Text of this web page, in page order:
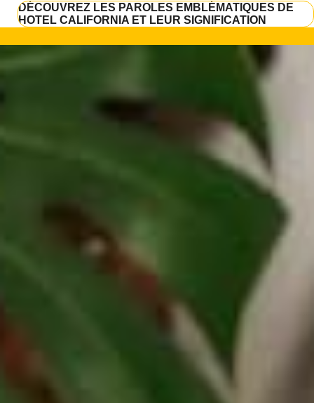
DÉCOUVREZ LES PAROLES EMBLÉMATIQUES DE
HOTEL CALIFORNIA ET LEUR SIGNIFICATION